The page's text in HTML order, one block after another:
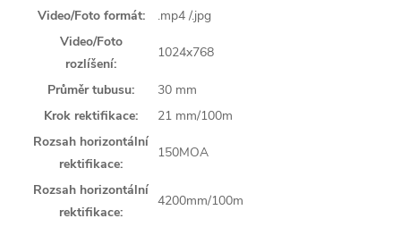
Video/Foto formát:
.mp4 /.jpg
Video/Foto
rozlíšení:
1024x768
Průměr tubusu:
30 mm
Krok rektifikace:
21 mm/100m
Rozsah horizontální
rektifikace:
150MOA
Rozsah horizontální
rektifikace:
4200mm/100m